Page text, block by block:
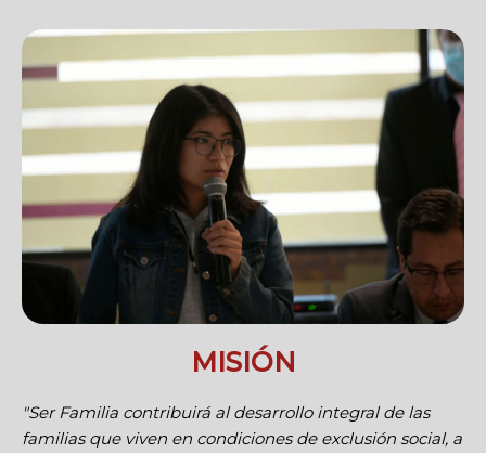
MISIÓN
"Ser Familia contribuirá al desarrollo integral de las
familias que viven en condiciones de exclusión social, a